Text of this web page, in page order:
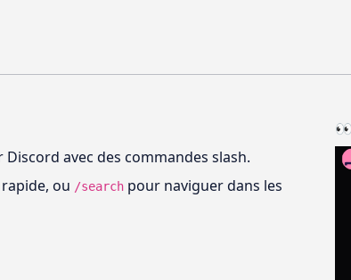
avec des commandes slash.
ou /search pour naviguer dans les